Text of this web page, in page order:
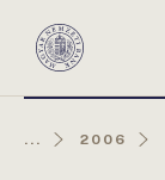
Magyar
... 2006